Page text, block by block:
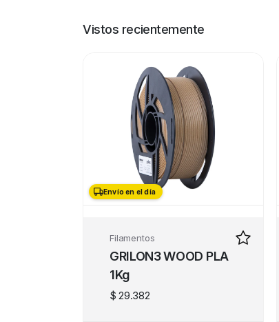
Vistos recientemente
Envío en el día
Filamentos
GRILON3 WOOD PLA
1Kg
$ 29.382